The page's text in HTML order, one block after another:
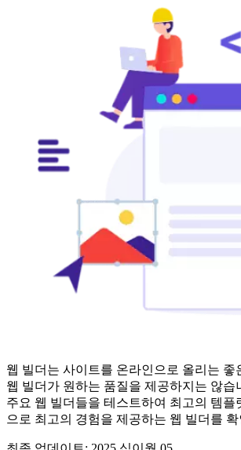
웹 빌더는 사이트를 온라인으로 올리는 좋
웹 빌더가 원하는 품질을 제공하지는 않습
주요 웹 빌더들을 테스트하여 최고의 템플
으로 최고의 경험을 제공하는 웹 빌더를